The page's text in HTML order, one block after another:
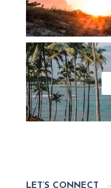
LET’S CONNECT